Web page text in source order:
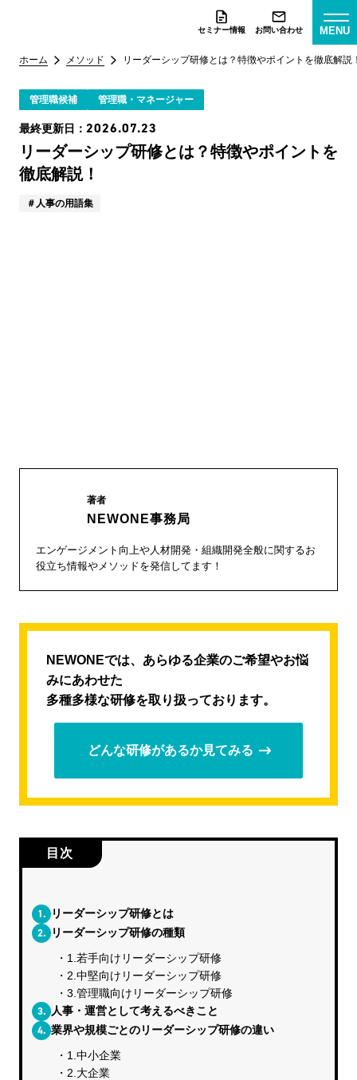
セミナー情報 お問い合わせ MENU
ホーム メソッド リーダーシップ研修とは？特徴やポイントを徹底解説
管理職候補 管理職・マネージャー
最終更新日： 2026.07.23
リーダーシップ研修とは？特徴やポイントを
徹底解説！
人事の用語集
著者
NEWONE事務局
エンゲージメント向上や人材開発・組織開発全般に関するお
役立ち情報やメソッドを発信してます！
NEWONEでは、あらゆる企業のご希望やお悩
みにあわせた
多種多様な研修を取り扱っております。
どんな研修があるか見てみる
目次
1. リーダーシップ研修とは
2.
リーダーシップ研修の種類
1.若手向けリーダーシップ研修
2.中堅向けリーダーシップ研修
3.管理職向けリーダーシップ研修
3. 人事・運営として考えるべきこと
4. 業界や規模ごとのリーダーシップ研修の違い
1.中小企業
2.大企業